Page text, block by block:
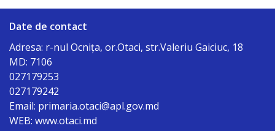
Consiliul
Secretarul
consiliului
Componența
Date de contact
Adresa: r-nul Ocniţa, or.Otaci, str.Valeriu Gaiciuc, 18
MD: 7106
027179253
027179242
Email: primaria.otaci@apl.gov.md
WEB: www.otaci.md